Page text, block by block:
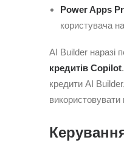
Power Apps
користувача
AI Builder наразі
кредитів Copilot
кредити AI